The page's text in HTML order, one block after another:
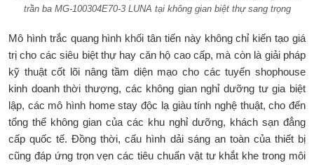
trần ba MG-100304E70-3 LUNA tại không gian biệt thự sang trọng
Mô hình trắc quang hình khối tân tiến này không chỉ kiến tạo giá
trị cho các siêu biệt thự hay căn hộ cao cấp, mà còn là giải pháp
kỹ thuật cốt lõi nâng tầm diện mạo cho các tuyến shophouse
kinh doanh thời thượng, các không gian nghỉ dưỡng tư gia biệt
lập, các mô hình home stay độc lạ giàu tính nghệ thuật, cho đến
tổng thể không gian của các khu nghỉ dưỡng, khách sạn đẳng
cấp quốc tế. Đồng thời, cấu hình dải sáng an toàn của thiết bị
cũng đáp ứng trọn vẹn các tiêu chuẩn vật tư khắt khe trong môi